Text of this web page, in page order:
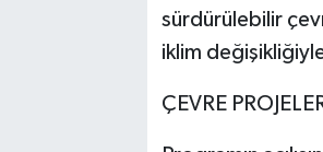
sürdürülebilir
iklim
ÇEVRE